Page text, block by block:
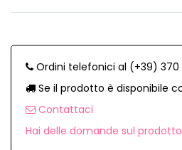
Ordini telefonici al (+39) 370
Se il prodotto è disponibile
Contattaci
Hai delle domande sul